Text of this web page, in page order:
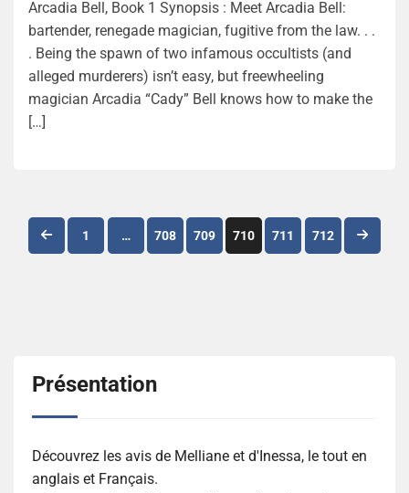
Arcadia Bell, Book 1 Synopsis : Meet Arcadia Bell:
bartender, renegade magician, fugitive from the law. . .
. Being the spawn of two infamous occultists (and
alleged murderers) isn’t easy, but freewheeling
magician Arcadia “Cady” Bell knows how to make the
[…]
Navigation
1 … 708 709 710 711 712
Présentation
Découvrez les avis de Melliane et d'Inessa, le tout en
anglais et Français.